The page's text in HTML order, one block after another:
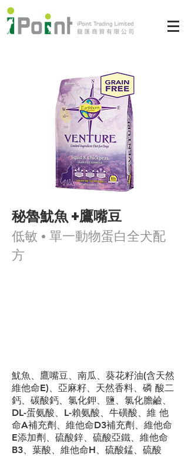
秘魯魷魚 +鷹嘴豆
低敏 • 單一動物蛋白全犬配
方
魷魚、鷹嘴豆、南瓜、葵花籽油(含天然
維他命E)、亞麻籽、天然香料、磷 酸二
鈣、碳酸鈣、氯化鉀、鹽、氯化膽鹼、
DL-蛋氨酸、L-賴氨酸、牛磺酸、維 他
命A補充劑、維他命D3補充劑、維他命
E添加劑、硫酸鋅、硫酸亞鐵、維他命
B3、葉酸、維他命H、硫酸錳、硫酸